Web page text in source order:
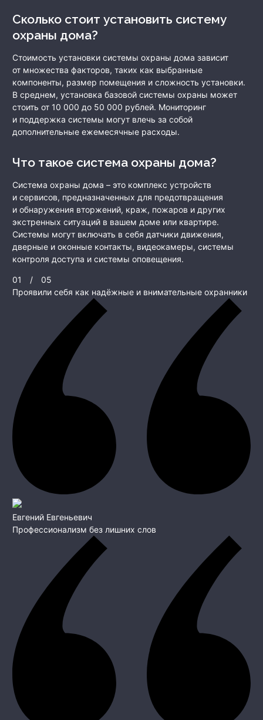
Сколько стоит установить систему
охраны дома?
Стоимость установки системы охраны дома зависит
от множества факторов, таких как выбранные
компоненты, размер помещения и сложность установки.
В среднем, установка базовой системы охраны может
стоить от 10 000 до 50 000 рублей. Мониторинг
и поддержка системы могут влечь за собой
дополнительные ежемесячные расходы.
Что такое система охраны дома?
Система охраны дома – это комплекс устройств
и сервисов, предназначенных для предотвращения
и обнаружения вторжений, краж, пожаров и других
экстренных ситуаций в вашем доме или квартире.
Системы могут включать в себя датчики движения,
дверные и оконные контакты, видеокамеры, системы
контроля доступа и системы оповещения.
01 /
05
Проявили себя как надёжные и внимательные охранники
Евгений Евгеньевич
Профессионализм без лишних слов